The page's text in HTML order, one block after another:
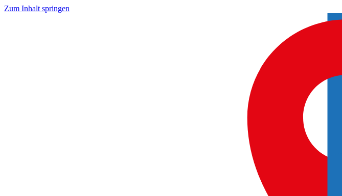
Zum Inhalt springen